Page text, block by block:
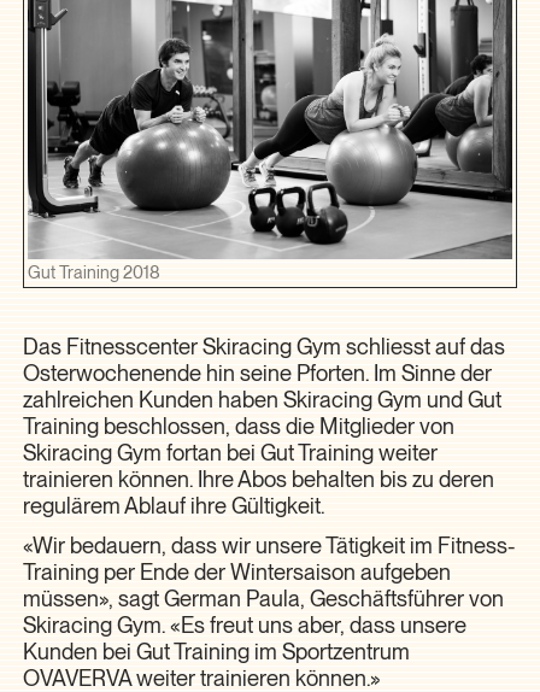
Gut Training 2018
Das Fitnesscenter Skiracing Gym schliesst auf das
Osterwochenende hin seine Pforten. Im Sinne der
zahlreichen Kunden haben Skiracing Gym und Gut
Training beschlossen, dass die Mitglieder von
Skiracing Gym fortan bei Gut Training weiter
trainieren können. Ihre Abos behalten bis zu deren
regulärem Ablauf ihre Gültigkeit.
«Wir bedauern, dass wir unsere Tätigkeit im Fitness-
Training per Ende der Wintersaison aufgeben
müssen», sagt German Paula, Geschäftsführer von
Skiracing Gym. «Es freut uns aber, dass unsere
Kunden bei Gut Training im Sportzentrum
OVAVERVA weiter trainieren können.»